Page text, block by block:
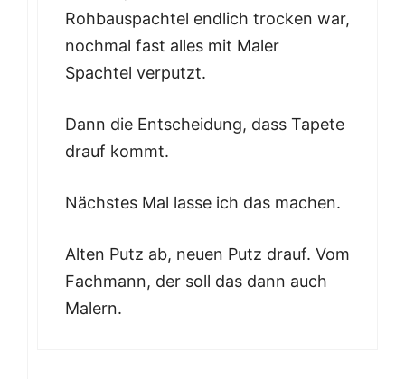
Rohbauspachtel endlich trocken war,
nochmal fast alles mit Maler
Spachtel verputzt.
Dann die Entscheidung, dass Tapete
drauf kommt.
Nächstes Mal lasse ich das machen.
Alten Putz ab, neuen Putz drauf. Vom
Fachmann, der soll das dann auch
Malern.